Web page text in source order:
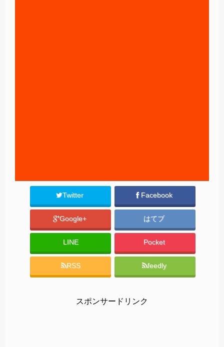
Twitter Facebook
Google+ はてブ
LINE Pocket
RSS feedly
スポンサードリンク